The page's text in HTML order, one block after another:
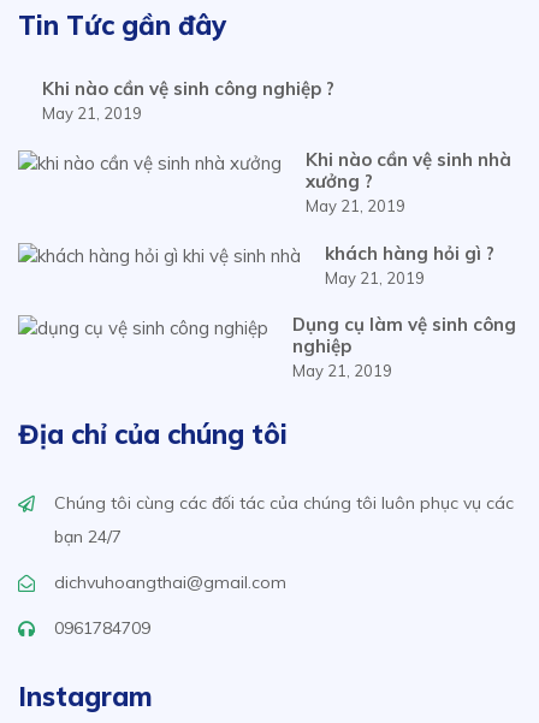
Tin Tức gần đây
Khi nào cần vệ sinh công nghiệp ?
May 21, 2019
Khi nào cần vệ sinh nhà
xưởng ?
May 21, 2019
khách hàng hỏi gì ?
May 21, 2019
Dụng cụ làm vệ sinh công
nghiệp
May 21, 2019
Địa chỉ của chúng tôi
Chúng tôi cùng các đối tác của chúng tôi luôn phục vụ các
bạn 24/7
dichvuhoangthai@gmail.com
0961784709
Instagram